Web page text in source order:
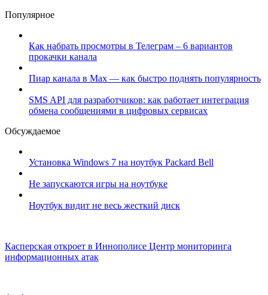
Популярное
Как набрать просмотры в Телеграм – 6 вариантов
прокачки канала
Пиар канала в Max — как быстро поднять популярность
SMS API для разработчиков: как работает интеграция
обмена сообщениями в цифровых сервисах
Обсуждаемое
Установка Windows 7 на ноутбук Packard Bell
Не запускаются игры на ноутбуке
Ноутбук видит не весь жесткий диск
Касперская откроет в Иннополисе Центр мониторинга
информационных атак